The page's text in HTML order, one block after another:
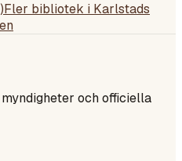
)Fler bibliotek i Karlstads
och officiella